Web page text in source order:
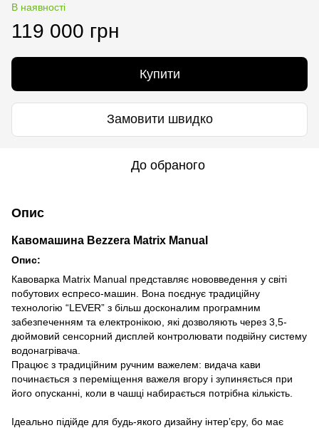
В наявності
119 000 грн
Купити
Замовити швидко
До обраного
Опис
Кавомашина Bezzera Matrix Manual
Опис:
Кавоварка Matrix Manual представляє нововведення у світі
побутових еспресо-машин. Вона поєднує традиційну
технологію “LEVER” з більш досконалим програмним
забезпеченням та електронікою, які дозволяють через 3,5-
дюймовий сенсорний дисплей контролювати подвійну систему
водонагрівача.
Працює з традиційним ручним важелем: видача кави
починається з переміщення важеля вгору і зупиняється при
його опусканні, коли в чашці набирається потрібна кількість.
Ідеально підійде для будь-якого дизайну інтер’єру, бо має